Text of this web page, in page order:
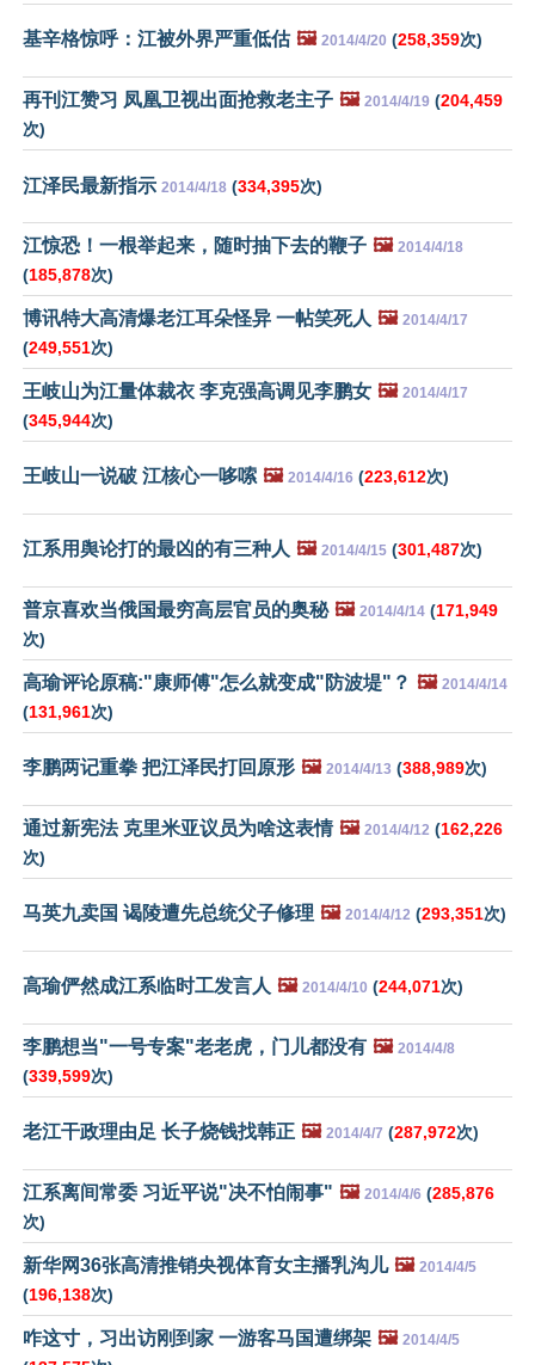
基辛格惊呼：江被外界严重低估 🖼️ 2014/4/20 (258,359次)
再刊江赞习 凤凰卫视出面抢救老主子 🖼️ 2014/4/19 (204,459
次)
江泽民最新指示 2014/4/18 (334,395次)
江惊恐！一根举起来，随时抽下去的鞭子 🖼️ 2014/4/18
(185,878次)
博讯特大高清爆老江耳朵怪异 一帖笑死人 🖼️ 2014/4/17
(249,551次)
王岐山为江量体裁衣 李克强高调见李鹏女 🖼️ 2014/4/17
(345,944次)
王岐山一说破 江核心一哆嗦 🖼️ 2014/4/16 (223,612次)
江系用舆论打的最凶的有三种人 🖼️ 2014/4/15 (301,487次)
普京喜欢当俄国最穷高层官员的奥秘 🖼️ 2014/4/14 (171,949
次)
高瑜评论原稿:"康师傅"怎么就变成"防波堤"？ 🖼️ 2014/4/14
(131,961次)
李鹏两记重拳 把江泽民打回原形 🖼️ 2014/4/13 (388,989次)
通过新宪法 克里米亚议员为啥这表情 🖼️ 2014/4/12 (162,226
次)
马英九卖国 谒陵遭先总统父子修理 🖼️ 2014/4/12 (293,351次)
高瑜俨然成江系临时工发言人 🖼️ 2014/4/10 (244,071次)
李鹏想当"一号专案"老老虎，门儿都没有 🖼️ 2014/4/8
(339,599次)
老江干政理由足 长子烧钱找韩正 🖼️ 2014/4/7 (287,972次)
江系离间常委 习近平说"决不怕闹事" 🖼️ 2014/4/6 (285,876
次)
新华网36张高清推销央视体育女主播乳沟儿 🖼️ 2014/4/5
(196,138次)
咋这寸，习出访刚到家 一游客马国遭绑架 🖼️ 2014/4/5